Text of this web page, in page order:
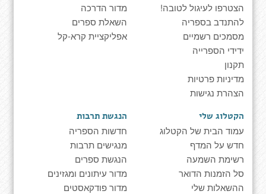
הצטרפו לעיגול לטובה!
להתנדב בספריה
מסמכים רשמיים
ידידי הספרייה
תקנון
מדיניות פרטיות
הצהרת נגישות
מדור הדרכה
השאלת ספרים
אפליקציית קרא-קל
הקטלוג שלי
עמוד הבית של הקטלוג
חדש על המדף
רשימת השמעה
סל הזמנות הדואר
ההשאלות שלי
הנגשת תרבות
חדשות הספריה
מנגישים תרבות
הנגשת ספרים
מדור עיתונים ומגזינים
מדור פודקאסטים